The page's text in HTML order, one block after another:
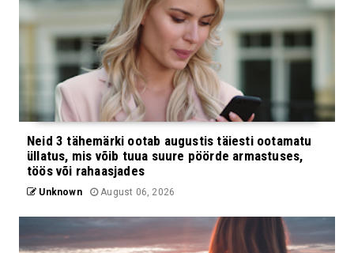
Neid 3 tähemärki ootab augustis täiesti ootamatu
üllatus, mis võib tuua suure pöörde armastuses,
töös või rahaasjades
Unknown August 06, 2026